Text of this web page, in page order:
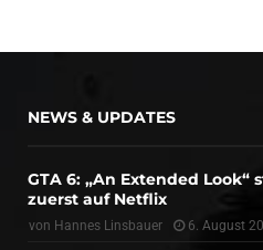
NEWS & UPDATES
GTA 6: „An Extended Look“
zuerst auf Netflix
von Hannes Linsbauer 6. August